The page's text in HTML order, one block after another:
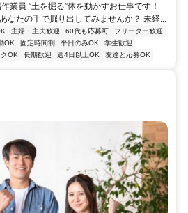
業員 ”土を掘る”体を動かすお仕事です！
なたの手で掘り出してみませんか？ 未経...
主婦・主夫歓迎 60代も応募可
フリーター歓迎
OK 固定時間制 平日のみOK
学生歓迎
OK 長期歓迎 週4日以上OK 友達と応募OK